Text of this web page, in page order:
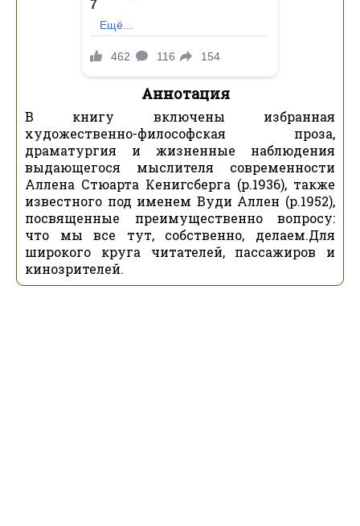
Аннотация
В книгу включены избранная
художественно-философская проза,
драматургия и жизненные наблюдения
выдающегося мыслителя современности
Аллена Стюарта Кенигсберга (р.1936), также
известного под именем Вуди Аллен (р.1952),
посвященные преимущественно вопросу:
что мы все тут, собственно, делаем.Для
широкого круга читателей, пассажиров и
кинозрителей.